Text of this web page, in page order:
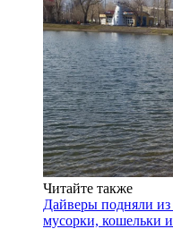
Читайте также
Дайверы подняли из
мусорки, кошельки